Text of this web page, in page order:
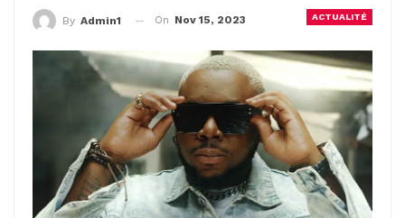
ACTUALITÉ
By Admin1 On Nov 15, 2023